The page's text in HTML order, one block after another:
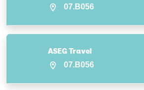
07.B056
ASEG Travel
07.B056